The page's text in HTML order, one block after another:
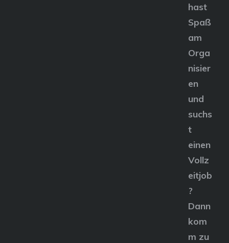
hast
Spaß
am
Orga
nisier
en
und
suchs
t
einen
Vollz
eitjob
?
Dann
kom
m zu